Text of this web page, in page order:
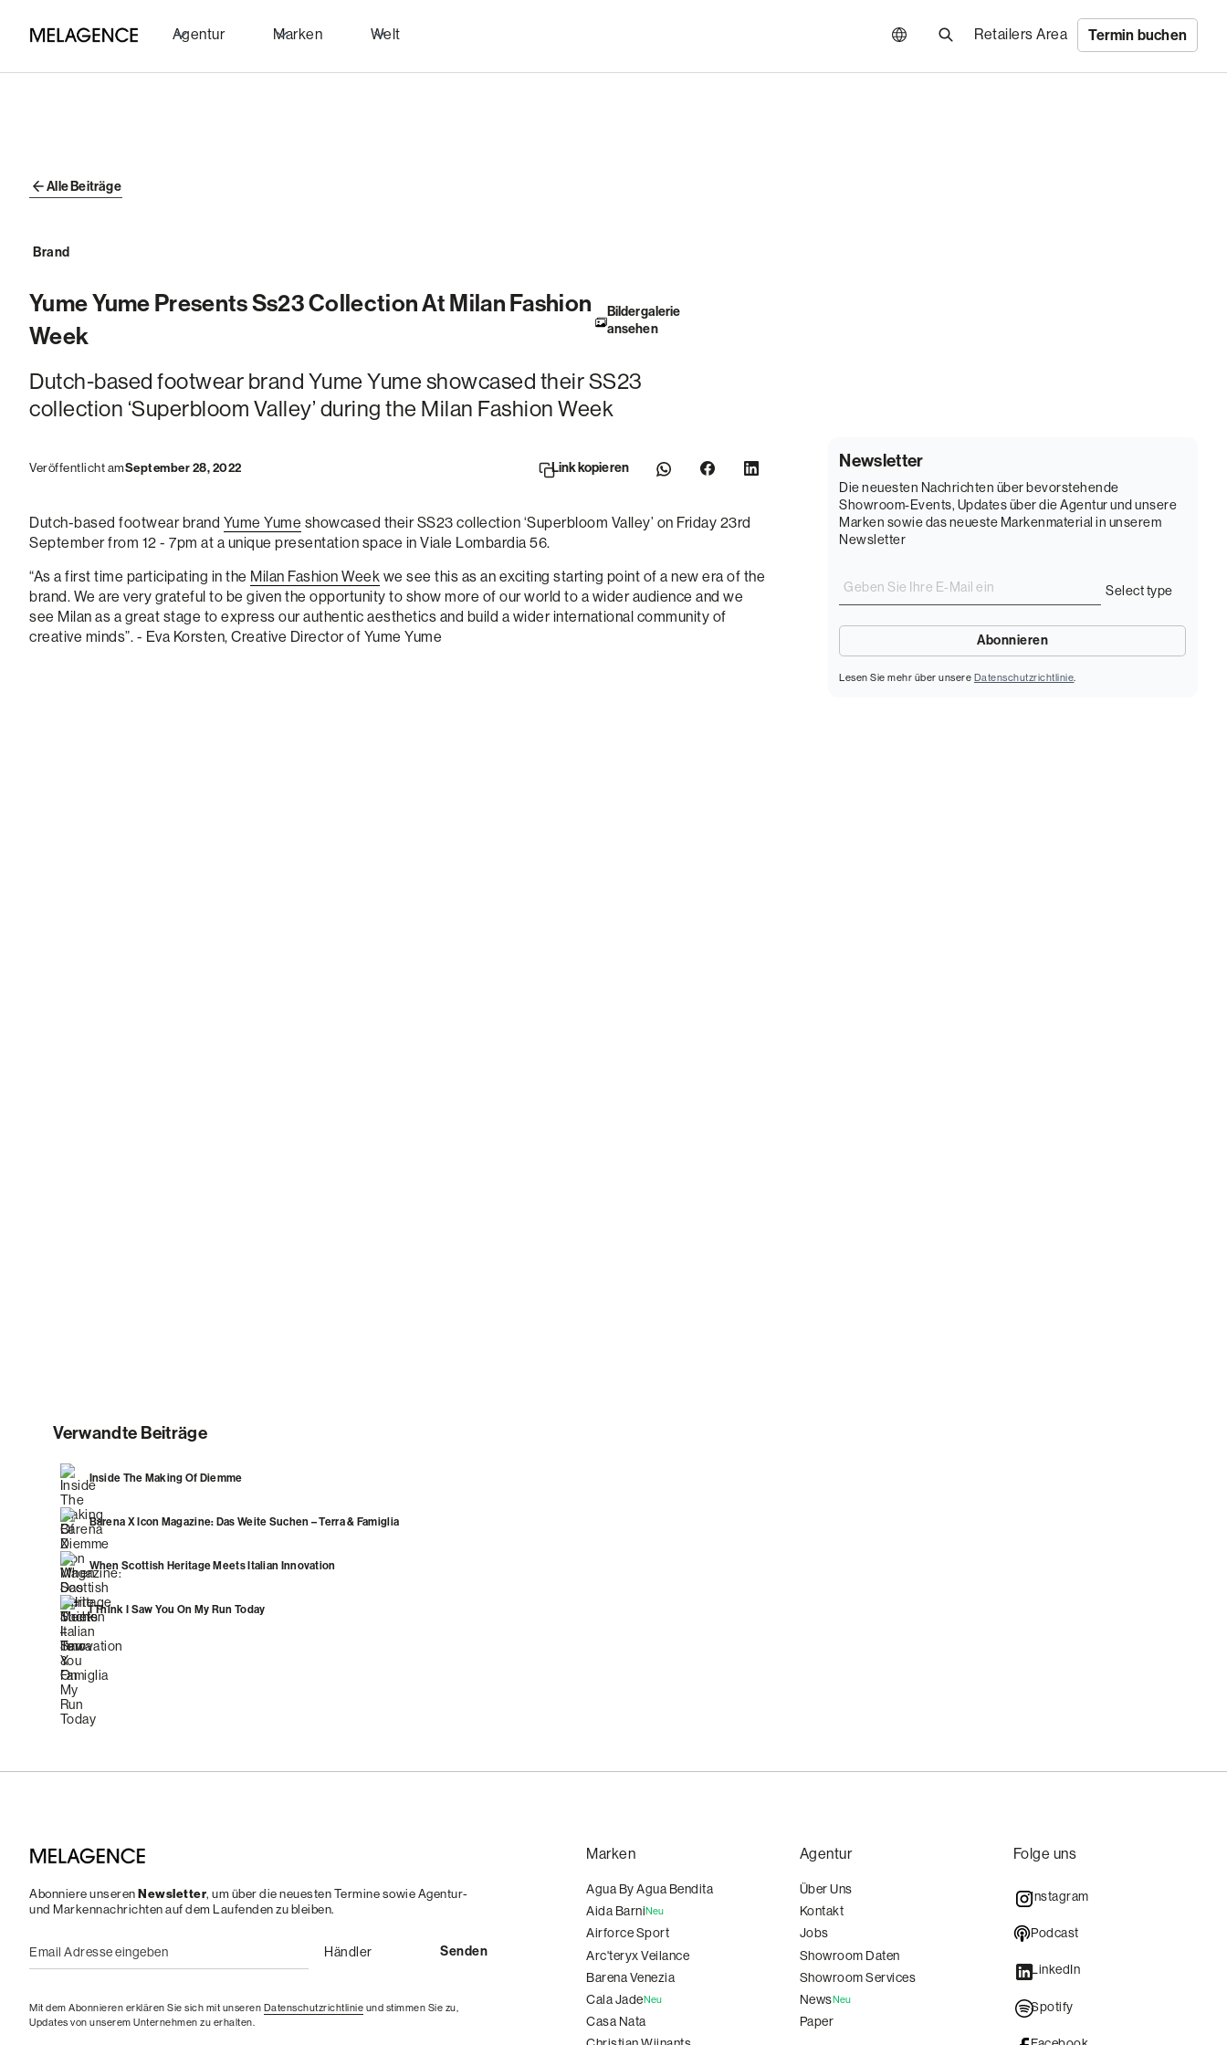
Agentur Marken Welt Termin buchen
Retailers Area
Alle Beiträge
Brand
Yume Yume Presents Ss23 Collection At Milan Fashion
Week
Bildergalerie
ansehen
Dutch-based footwear brand Yume Yume showcased their SS23
collection ‘Superbloom Valley’ during the Milan Fashion Week
Veröffentlicht amSeptember 28, 2022 Link kopieren
Dutch-based footwear brand Yume Yume showcased their SS23 collection ‘Superbloom Valley’ on Friday 23rd
September from 12 - 7pm at a unique presentation space in Viale Lombardia 56.
“As a first time participating in the Milan Fashion Week we see this as an exciting starting point of a new era of the
brand. We are very grateful to be given the opportunity to show more of our world to a wider audience and we
see Milan as a great stage to express our authentic aesthetics and build a wider international community of
creative minds”. - Eva Korsten, Creative Director of Yume Yume
Newsletter
Die neuesten Nachrichten über bevorstehende
Showroom-Events, Updates über die Agentur und unsere
Marken sowie das neueste Markenmaterial in unserem
Newsletter
Lesen Sie mehr über unsere Datenschutzrichtlinie.
Verwandte Beiträge
Inside The Making Of Diemme
Barena X Icon Magazine: Das Weite Suchen – Terra & Famiglia
When Scottish Heritage Meets Italian Innovation
I Think I Saw You On My Run Today
Abonniere unseren Newsletter, um über die neuesten Termine sowie Agentur-
und Markennachrichten auf dem Laufenden zu bleiben.
Mit dem Abonnieren erklären Sie sich mit unseren Datenschutzrichtlinie und stimmen Sie zu,
Updates von unserem Unternehmen zu erhalten.
Marken
Agua By Agua Bendita
Aida BarniNeu
Airforce Sport
Arc'teryx Veilance
Barena Venezia
Cala JadeNeu
Casa Nata
Agentur
Über Uns
Kontakt
Jobs
Showroom Daten
Showroom Services
NewsNeu
Paper
Folge uns
Instagram
Podcast
LinkedIn
Spotify